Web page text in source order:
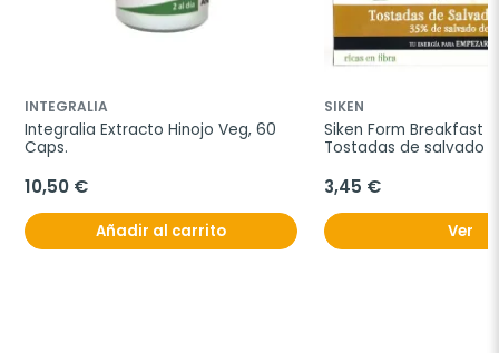
INTEGRALIA
Integralia Extracto Hinojo Veg, 60
Caps.
10,50 €
Añadir al carrito
SIKEN
Siken Form Breakfast
Tostadas de salvado
3,45 €
Ver